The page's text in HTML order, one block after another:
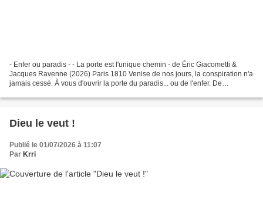
- Enfer ou paradis - - La porte est l'unique chemin - de Éric Giacometti &
Jacques Ravenne (2026) Paris 1810 Venise de nos jours, la conspiration n'a
jamais cessé. À vous d'ouvrir la porte du paradis... ou de l'enfer. De
Dieu le veut !
Publié le 01/07/2026 à 11:07
Par Krri